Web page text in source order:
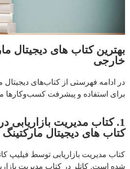
بهترین کتاب های دیجیتال
خارجی
در ادامه فهرستی از کتاب‌های دیجیتال
برای استفاده و پیشرفت کسب‌و‌کارها
1. کتاب مدیریت بازاریابی
کتاب های دیجیتال مارکتینگ
کتاب مدیریت بازاریابی توسط فیلیپ
شده است. کاتلر در کتاب مدیریت